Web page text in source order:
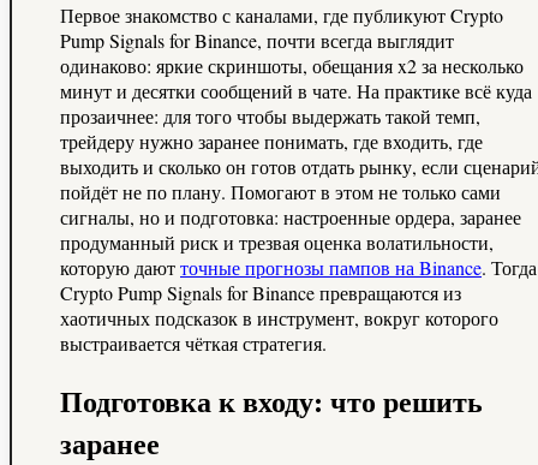
Первое знакомство с каналами, где публикуют Crypto
Pump Signals for Binance, почти всегда выглядит
одинаково: яркие скриншоты, обещания x2 за несколько
минут и десятки сообщений в чате. На практике всё куда
прозаичнее: для того чтобы выдержать такой темп,
трейдеру нужно заранее понимать, где входить, где
выходить и сколько он готов отдать рынку, если
пойдёт не по плану. Помогают в этом не только сами
сигналы, но и подготовка: настроенные ордера, заранее
продуманный риск и трезвая оценка волатильности,
которую даютточные прогнозы пампов на Binance. Тогда
Crypto Pump Signals for Binance превращаются из
хаотичных подсказок в инструмент, вокруг которого
выстраивается чёткая стратегия.
Подготовка к входу: что решить
заранее